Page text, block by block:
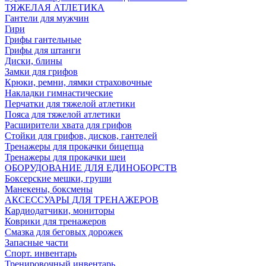
ТЯЖЕЛАЯ АТЛЕТИКА
Гантели для мужчин
Гири
Грифы гантельные
Грифы для штанги
Диски, блины
Замки для грифов
Крюки, ремни, лямки страховочные
Накладки гимнастические
Перчатки для тяжелой атлетики
Пояса для тяжелой атлетики
Расширители хвата для грифов
Стойки для грифов, дисков, гантелей
Тренажеры для прокачки бицепца
Тренажеры для прокачки шеи
ОБОРУДОВАНИЕ ДЛЯ ЕДИНОБОРСТВ
Боксерские мешки, груши
Манекены, боксмены
АКСЕССУАРЫ ДЛЯ ТРЕНАЖЕРОВ
Кардиодатчики, мониторы
Коврики для тренажеров
Смазка для беговых дорожек
Запасные части
Спорт. инвентарь
Тренировочный инвентарь